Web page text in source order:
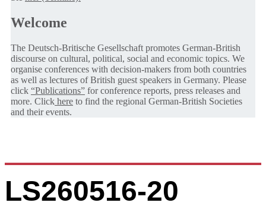
Welcome
The Deutsch-Britische Gesellschaft promotes German-British
discourse on cultural, political, social and economic topics. We
organise conferences with decision-makers from both countries
as well as lectures of British guest speakers in Germany. Please
click “Publications” for conference reports, press releases and
more. Click here to find the regional German-British Societies
and their events.
LS260516-20